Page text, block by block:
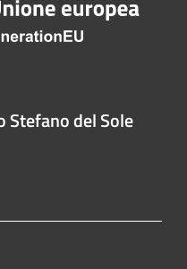
Stefano del Sole